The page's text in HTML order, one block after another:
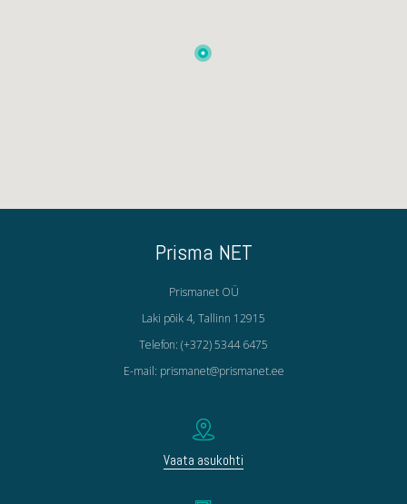
Prisma NET
Prismanet OÜ
Laki põik 4, Tallinn 12915
Telefon: (+372) 5344 6475
E-mail: prismanet@prismanet.ee
Vaata asukohti